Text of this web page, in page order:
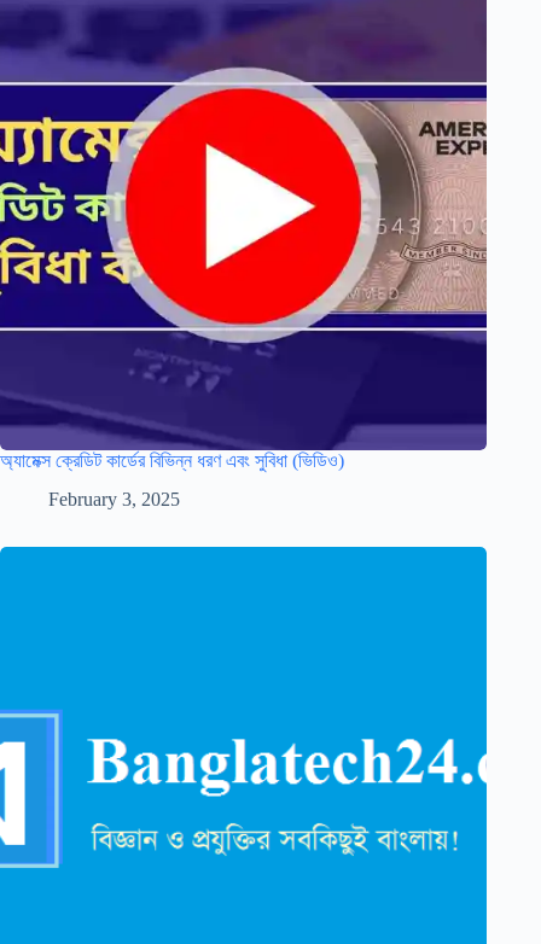
অ্যামেক্স ক্রেডিট কার্ডের বিভিন্ন ধরণ এবং সুবিধা (ভিডিও)
February 3, 2025